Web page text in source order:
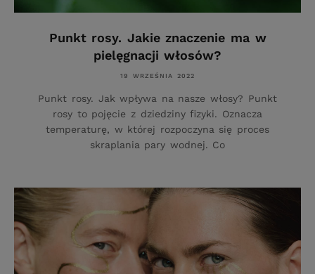
Punkt rosy. Jakie znaczenie ma w
pielęgnacji włosów?
19 WRZEŚNIA 2022
Punkt rosy. Jak wpływa na nasze włosy? Punkt
rosy to pojęcie z dziedziny fizyki. Oznacza
temperaturę, w której rozpoczyna się proces
skraplania pary wodnej. Co